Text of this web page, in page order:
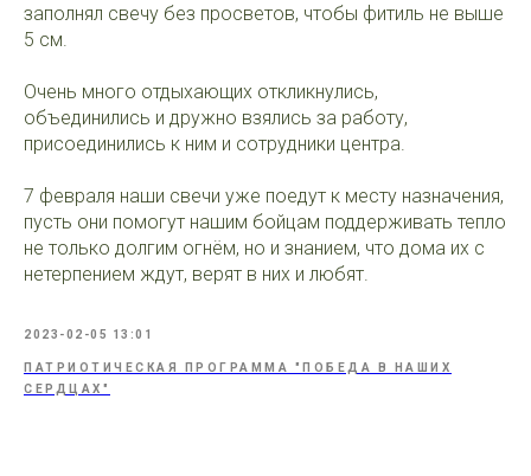
заполнял свечу без просветов, чтобы фитиль не выше
5 см.
Очень много отдыхающих откликнулись,
объединились и дружно взялись за работу,
присоединились к ним и сотрудники центра.
7 февраля наши свечи уже поедут к месту назначения,
пусть они помогут нашим бойцам поддерживать тепло
не только долгим огнём, но и знанием, что дома их с
нетерпением ждут, верят в них и любят.
2023-02-05 13:01
ПАТРИОТИЧЕСКАЯ ПРОГРАММА "ПОБЕДА В НАШИХ
СЕРДЦАХ"